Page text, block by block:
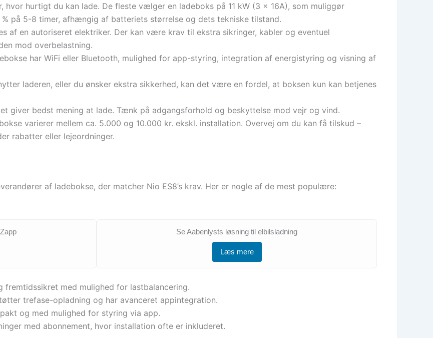
hvor hurtigt du kan lade. De fleste vælger en ladeboks på 11 kW (3 x 16A), som muliggør
på 5-8 timer, afhængig af batteriets størrelse og dets tekniske tilstand.
af en autoriseret elektriker. Der kan være krav til ekstra sikringer, kabler og eventuel
mod overbelastning.
har WiFi eller Bluetooth, mulighed for app-styring, integration af energistyring og visning af
laderen, eller du ønsker ekstra sikkerhed, kan det være en fordel, at boksen kun kan betjenes
giver bedst mening at lade. Tænk på adgangsforhold og beskyttelse mod vejr og vind.
varierer mellem ca. 5.000 og 10.000 kr. ekskl. installation. Overvej om du kan få tilskud –
rabatter eller lejeordninger.
af ladebokse, der matcher Nio ES8’s krav. Her er nogle af de mest populære:
Se Aabenlysts løsning til elbilsladning
Læs mere
fremtidssikret med mulighed for lastbalancering.
trefase-opladning og har avanceret appintegration.
og med mulighed for styring via app.
med abonnement, hvor installation ofte er inkluderet.